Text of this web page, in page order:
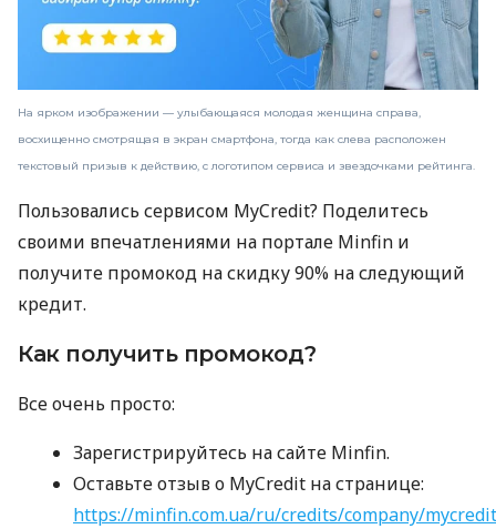
На ярком изображении — улыбающаяся молодая женщина справа,
восхищенно смотрящая в экран смартфона, тогда как слева расположен
текстовый призыв к действию, с логотипом сервиса и звездочками рейтинга.
Пользовались сервисом MyCredit? Поделитесь
своими впечатлениями на портале Minfin и
получите промокод на скидку 90% на следующий
кредит.
Как получить промокод?
Все очень просто:
Зарегистрируйтесь на сайте Minfin.
Оставьте отзыв о MyCredit на странице:
https://minfin.com.ua/ru/credits/company/